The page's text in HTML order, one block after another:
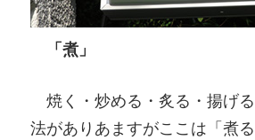
「煮」
焼く・炒める・炙る・揚げ
法がありあますがここは「煮